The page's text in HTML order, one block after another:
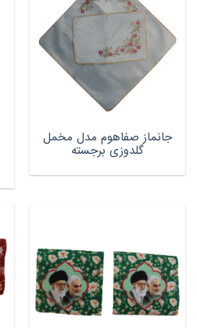
جانماز صفاهوم مدل مخمل
گلدوزی برجسته